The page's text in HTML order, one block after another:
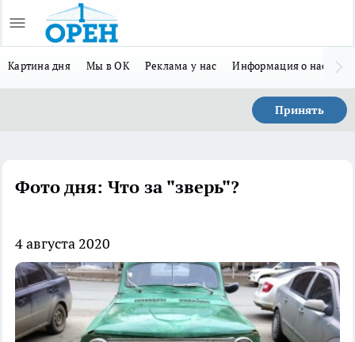
Картина дня Мы в ОК Реклама у нас Информация о нас
Принять
Фото дня: Что за "зверь"?
4 августа 2020